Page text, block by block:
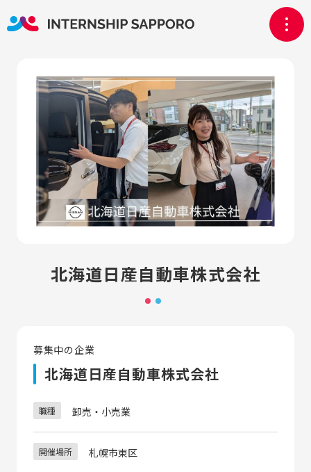
北海道日産自動車株式会社
募集中の企業
北海道日産自動車株式会社
職種 卸売・小売業
開催場所 札幌市東区